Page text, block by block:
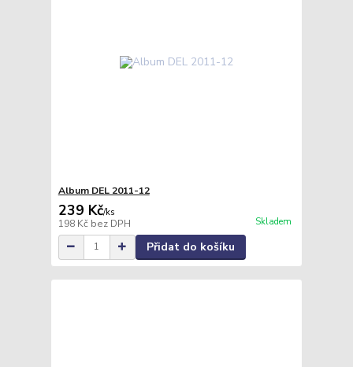
Album DEL 2011-12
239 Kč/ks
198 Kč bez DPH Skladem
Přidat do košíku